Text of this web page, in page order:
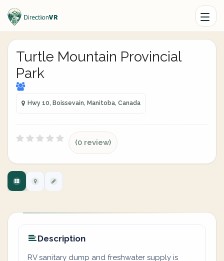
Turtle Mountain Provincial
Park
Hwy 10, Boissevain, Manitoba, Canada
(0 review)
Description
RV sanitary dump and freshwater supply is